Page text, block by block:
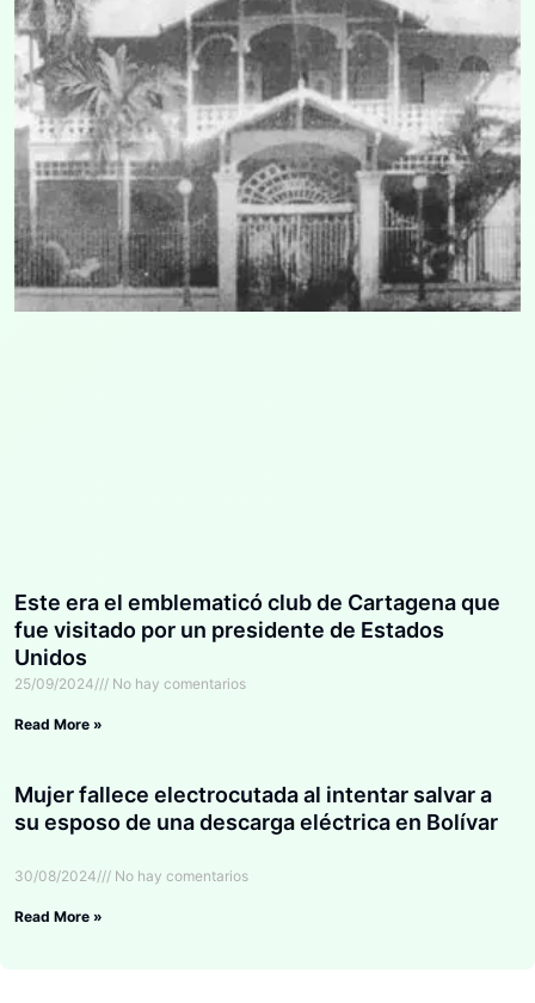
Este era el emblematicó club de Cartagena que
fue visitado por un presidente de Estados
Unidos
25/09/2024 No hay comentarios
Read More »
Mujer fallece electrocutada al intentar salvar a
su esposo de una descarga eléctrica en Bolívar
30/08/2024 No hay comentarios
Read More »